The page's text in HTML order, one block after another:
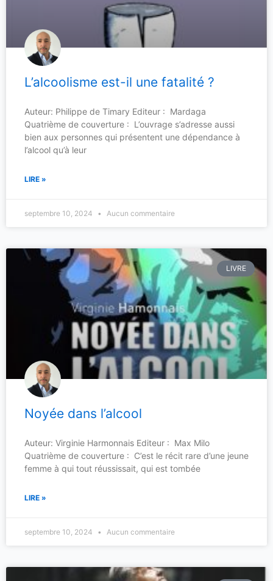
L’alcoolisme est-il une fatalité ?
Auteur: Philippe de Timary Editeur : Mardaga
Quatrième de couverture : L’ouvrage s’adresse aussi
bien aux personnes qui présentent une dépendance à
l’alcool qu’à leur
LIRE »
septembre 10, 2024 Aucun commentaire
LIVRE
Noyée dans l’alcool
Auteur: Virginie Harmonnais Editeur : Max Milo
Quatrième de couverture : C’est le récit rare d’une jeune
femme à qui tout réussissait, qui est tombée
LIRE »
septembre 10, 2024 Aucun commentaire